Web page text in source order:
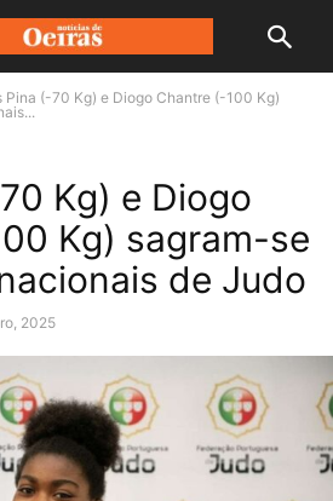
Pina (-70 Kg) e Diogo Chantre (-100 Kg)
Kg) e Diogo
Kg) sagram-se
de Judo
2025